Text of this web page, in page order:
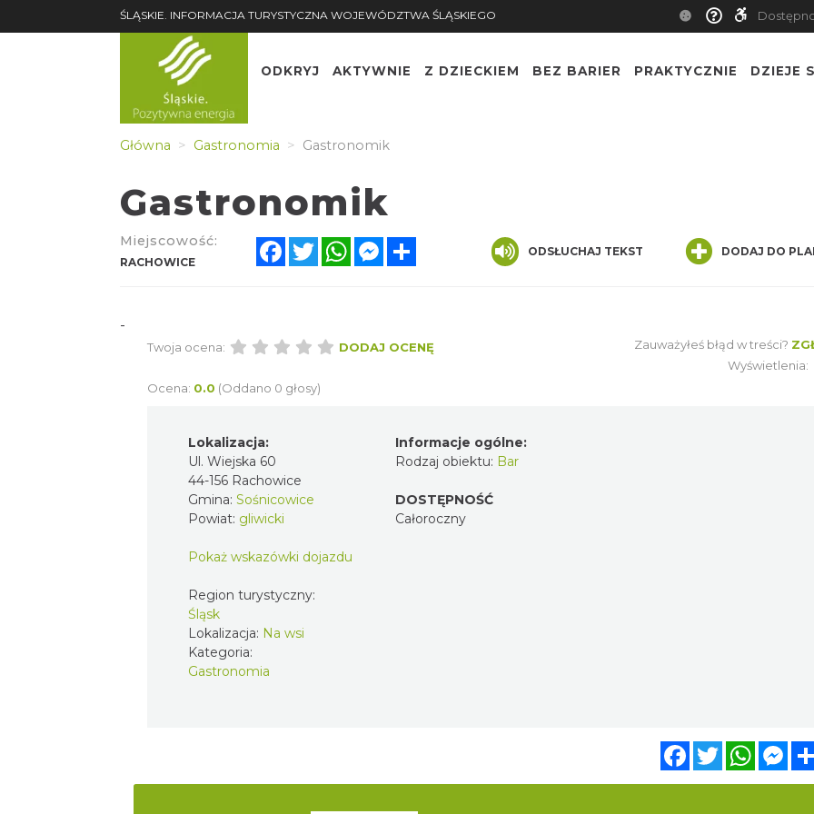
ŚLĄSKIE. INFORMACJA TURYSTYCZNA WOJEWÓDZTWA ŚLĄSKIEGO
ODKRYJ AKTYWNIE Z DZIECKIEM BEZ BARIER PRAKTYCZNIE DZIEJE
Główna Gastronomia Gastronomik
Gastronomik
Miejscowość:
RACHOWICE
FacebookTwitterWhatsAppMessenger ODSŁUCHAJ TEKST DODAJ DO
-
Twoja ocena: DODAJ OCENĘ
Ocena: 0.0 (Oddano 0 głosy)
Zauważyłeś błąd w treści?
Wyświetlenia:
Lokalizacja:
Ul. Wiejska 60
44-156 Rachowice
Gmina: Sośnicowice
Powiat: gliwicki
Pokaż wskazówki dojazdu
Region turystyczny:
Śląsk
Lokalizacja: Na wsi
Kategoria:
Gastronomia
Informacje ogólne:
Rodzaj obiektu: Bar
DOSTĘPNOŚĆ
Całoroczny
FacebookTwitter